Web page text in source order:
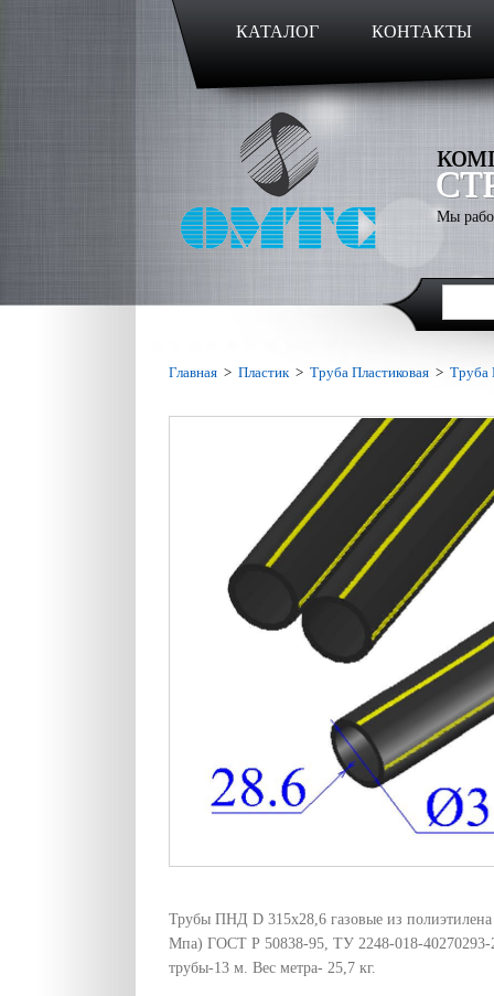
КАТАЛОГ КОНТАКТЫ
Мы
Главная > Пластик> Труба Пластиковая > Труба
Трубы ПНД D 315х28,6 газовые из
Мпа) ГОСТ Р 50838-95, ТУ 2248-018-40270293-
трубы-13 м. Вес метра- 25,7 кг.